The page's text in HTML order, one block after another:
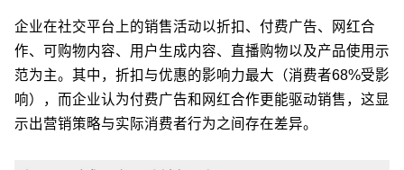
企业在社交平台上的销售活动以折扣、付费广告、网红合
作、可购物内容、用户生成内容、直播购物以及产品使用示
范为主。其中，折扣与优惠的影响力最大（消费者68%受影
响），而企业认为付费广告和网红合作更能驱动销售，这显
示出营销策略与实际消费者行为之间存在差异。